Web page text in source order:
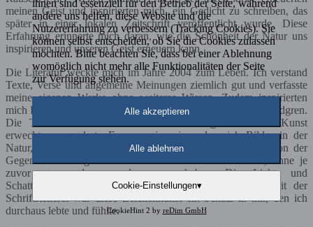
meinen Geist und inspirierten mich, ein Gedicht zu schreiben, das
später in einer lokalen Zeitschrift veröffentlicht wurde. Diese
Erfahrung erinnerte mich daran, wie die Schönheit der Natur uns
inspirieren und unseren Geist erneuern kann.
Die Literatur weckte mich im Jahre 2004 zum Leben. Ich verstand
Texte, Verse und allgemeine Meinungen ziemlich gut und verfasste
meine eigenen Werke ohne weiteres Wissen. Zudem inspirierten
mich Franz Kafka, John Ronald Reuel Tolkien und Astrid Lindgren.
Die Tiefe und das Sinnbild dieser niedergeschriebenen Kunst
erweckten ungeahnte Essenzen in mir, sodass ich Bilder in der
Natur, Bilder von mittelalterlichen Gemälden und Bilder von der
Gegenwart sehr gut schriftstellerisch bezeichnen konnte, ohne je
zuvor etwas davon gelesen zu haben. Die Licht- und
Schattenmalerei war in mir geboren. In Kombination mit der
Schriftstellerei war diese Zeichenkunst ein Schatz in mir, den ich
durchaus lebte und fühlte.
ihnen sind essenziell für den Betrieb der Seite, während
andere uns helfen, diese Website und die
Nutzererfahrung zu verbessern (Tracking Cookies). Sie
können selbst entscheiden, ob Sie die Cookies zulassen
möchten. Bitte beachten Sie, dass bei einer Ablehnung
womöglich nicht mehr alle Funktionalitäten der Seite
zur Verfügung stehen.
Alle akzeptieren
Alle ablehnen
Cookie-Einstellungen▾
CookieHint 2 by reDim GmbH